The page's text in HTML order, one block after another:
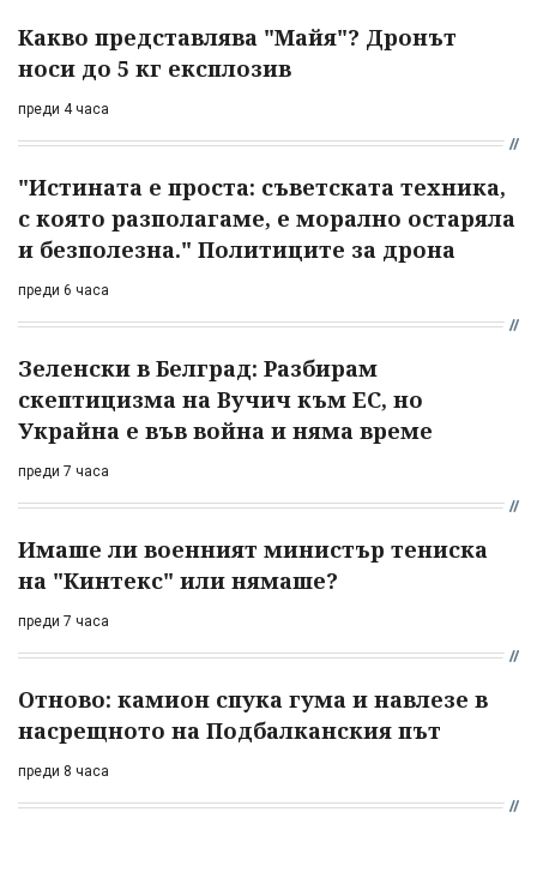
Какво представлява "Майя"? Дронът
носи до 5 кг експлозив
преди 4 часа
"Истината е проста: съветската техника,
с която разполагаме, е морално остаряла
и безполезна." Политиците за дрона
преди 6 часа
Зеленски в Белград: Разбирам
скептицизма на Вучич към ЕС, но
Украйна е във война и няма време
преди 7 часа
Имаше ли военният министър тениска
на "Кинтекс" или нямаше?
преди 7 часа
Отново: камион спука гума и навлезе в
насрещното на Подбалканския път
преди 8 часа